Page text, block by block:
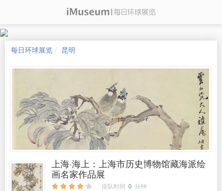
每日环球展览 昆明
上海·海上：上海市历史博物馆藏海派绘
画名家作品展
排队时间 0 分钟